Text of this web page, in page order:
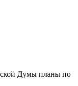
Думы планы по